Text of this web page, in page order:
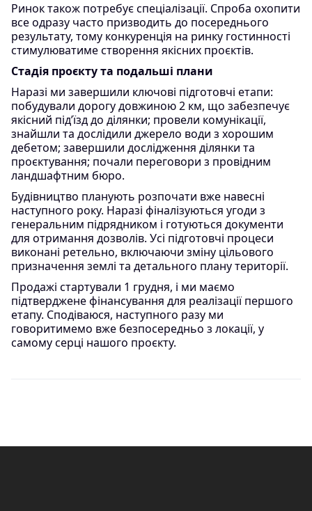
Ринок також потребує спеціалізації. Спроба охопити
все одразу часто призводить до посереднього
результату, тому конкуренція на ринку гостинності
стимулюватиме створення якісних проєктів.
Стадія проєкту та подальші плани
Наразі ми завершили ключові підготовчі етапи:
побудували дорогу довжиною 2 км, що забезпечує
якісний під’їзд до ділянки; провели комунікації,
знайшли та дослідили джерело води з хорошим
дебетом; завершили дослідження ділянки та
проєктування; почали переговори з провідним
ландшафтним бюро.
Будівництво планують розпочати вже навесні
наступного року. Наразі фіналізуються угоди з
генеральним підрядником і готуються документи
для отримання дозволів. Усі підготовчі процеси
виконані ретельно, включаючи зміну цільового
призначення землі та детального плану території.
Продажі стартували 1 грудня, і ми маємо
підтверджене фінансування для реалізації першого
етапу. Сподіваюся, наступного разу ми
говоритимемо вже безпосередньо з локації, у
самому серці нашого проєкту.